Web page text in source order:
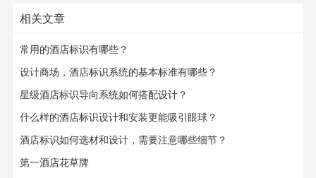
相关文章
常用的酒店标识有哪些？
设计商场，酒店标识系统的基本标准有哪些？
星级酒店标识导向系统如何搭配设计？
什么样的酒店标识设计和安装更能吸引眼球？
酒店标识如何选材和设计，需要注意哪些细节？
第一酒店花草牌